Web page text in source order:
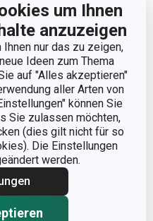
um Ihnen
anzuzeigen
nur das zu zeigen,
Ideen zum Thema
auf "Alles akzeptieren"
aller Arten von
können Sie
Sie zulassen möchten,
(dies gilt nicht für so
Die Einstellungen
werden.
Flache Reibe GrandCHEF
9,90 €
Auf Lager
Warenkorb